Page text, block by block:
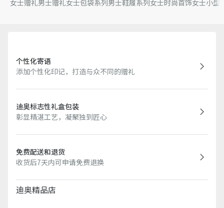
女士赠礼男士赠礼女士包袋系列男士鞋履系列女士时尚首饰女士小型
个性化寄语
添加个性化印记，打造与众不同的赠礼
迪奥标志性礼盒包装
彰显精湛工艺，凝聚独到匠心
免费配送和退货
收货后7天内可申请免费退换
迪奥精品店